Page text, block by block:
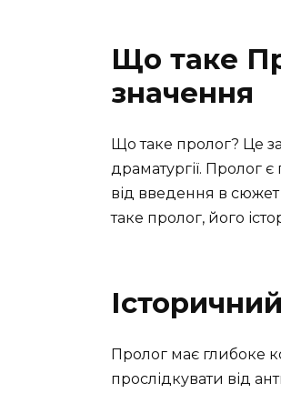
Що таке
значення
Що таке пролог? Це
драматургії. Пролог
від введення в сюжет
таке пролог, його
Пролог має глибоке
прослідкувати від